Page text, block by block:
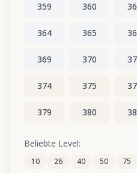
359 360
364 365
369 370
374 375
379 380
384
389 390 391
Beliebte Level:
10 26 40 50 75